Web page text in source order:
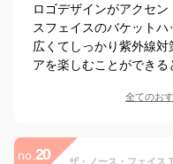
ロゴデザインがアクセ
スフェイスのバケット
広くてしっかり紫外線
アを楽しむことができる
全てのお
no. 20